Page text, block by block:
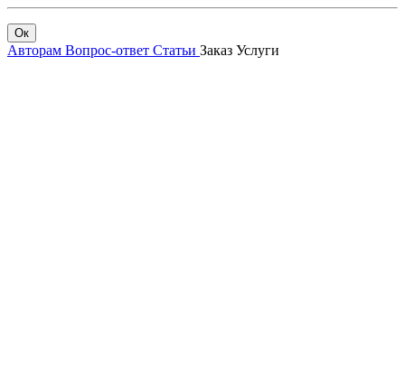
Ок
Авторам Вопрос-ответ Статьи Заказ Услуги